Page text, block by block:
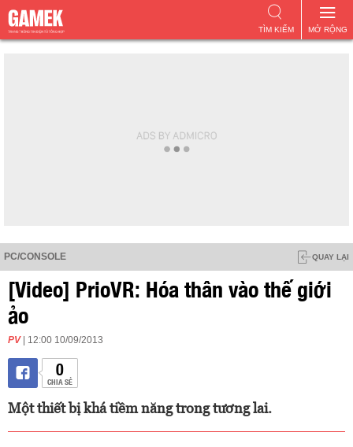
MỞ RỘNG
TÌM KIẾM
PC/CONSOLE QUAY LẠI
[Video] PrioVR: Hóa thân vào thế giới
ảo
PV | 12:00 10/09/2013
0
CHIA SẺ
Một thiết bị khá tiềm năng trong tương lai.